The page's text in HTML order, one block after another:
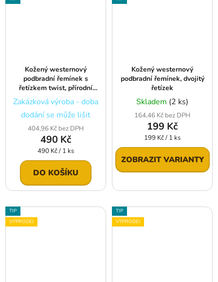
Kožený westernový
podbradní řemínek s
řetízkem twist, přírodní
světle hnědá
Zakázková výroba - doba
dodání se může lišit
404,96 Kč bez DPH
490 Kč
Měrná
cena:
490 Kč / 1 ks
DO KOŠÍKU
Kožený westernový
podbradní řemínek, dvojitý
řetízek
Skladem (2 ks)
164,46 Kč bez DPH
199 Kč
Měrná
cena:
199 Kč / 1 ks
ZOBRAZIT VARIANTY
TIP
VÝPRODEJ
TIP
VÝPRODEJ